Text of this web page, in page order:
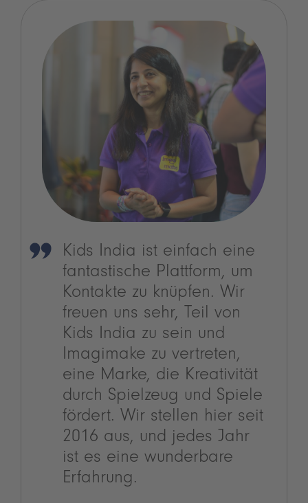
Kids India ist einfach eine
fantastische Plattform, um
Kontakte zu knüpfen. Wir
freuen uns sehr, Teil von
Kids India zu sein und
Imagimake zu vertreten,
eine Marke, die Kreativität
durch Spielzeug und Spiele
fördert. Wir stellen hier seit
2016 aus, und jedes Jahr
ist es eine wunderbare
Erfahrung.